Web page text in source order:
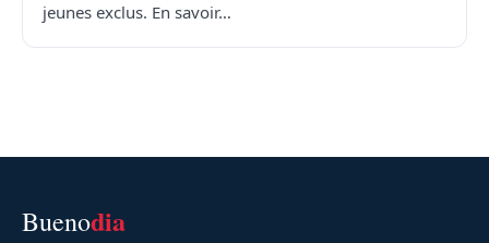
jeunes exclus. En savoir…
Buenodia